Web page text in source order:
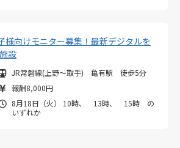
様向けモニター募集！最新デジタルを
設
JR常磐線(上野～取手) 亀有駅 徒歩5分
報酬8,000円
8月18日（火） 10時、 13時、 15時 の
いずれか